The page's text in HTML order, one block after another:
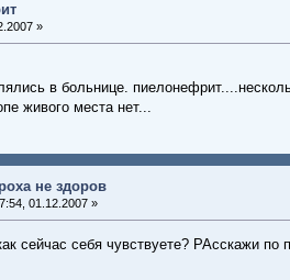
»
в больнице.
живого места нет...
не здоров
01.12.2007 »
сейчас себя чувствуете? РАсскажи по